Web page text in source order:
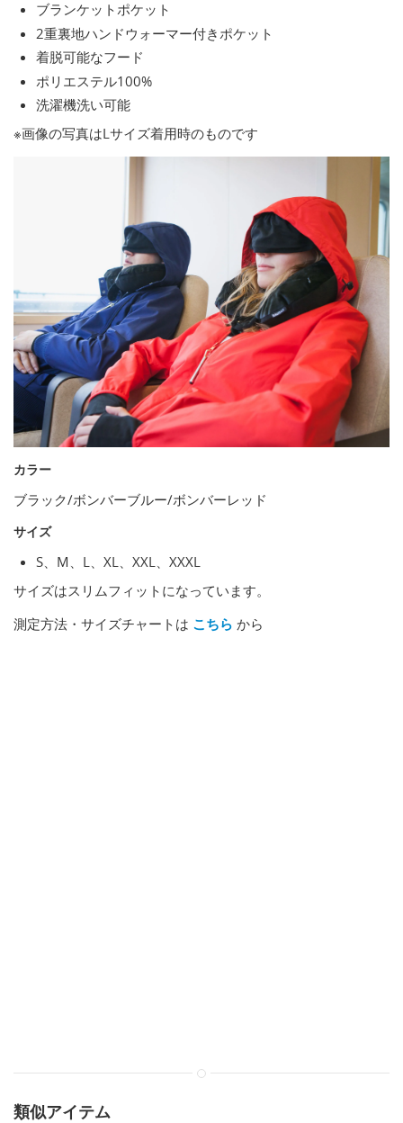
ブランケットポケット
2重裏地ハンドウォーマー付きポケット
着脱可能なフード
ポリエステル100%
洗濯機洗い可能
※画像の写真はLサイズ着用時のものです
カラー
ブラック/ボンバーブルー/ボンバーレッド
サイズ
S、M、L、XL、XXL、XXXL
サイズはスリムフィットになっています。
測定方法・サイズチャートは こちら から
類似アイテム